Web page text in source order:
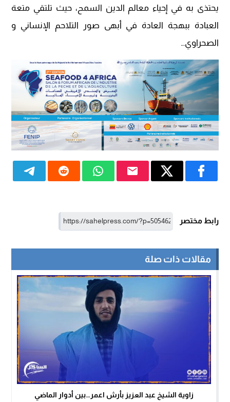
يحتذى به في إحياء معالم الدين السمح، حيث تلتقي متعة
العبادة ببهجة العادة في أبهى صور التلاحم الإنساني و
الصحراوي…
رابط مختصر
مقالات ذات صلة
زاوية الشيخ عبد العزيز بأرش اعمر…بين أدوار الماضي